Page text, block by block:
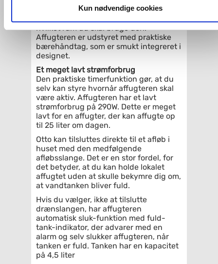
dit samtykke, hvis du måtte ønske det.
Du kan se mere om, hvordan vi behandler dine
personoplysninger, ved at klikkeher.
Kun nødvendige cookies
Med sine kun 15,7 kilo, er det nemt at
hvilket rum du skal bruge den.
Affugteren er udstyret med praktiske
bærehåndtag, som er smukt integreret i
designet.
Et meget lavt strømforbrug
Den praktiske timerfunktion gør, at du
selv kan styre hvornår affugteren skal
være aktiv. Affugteren har et lavt
strømforbrug på 290W. Dette er meget
lavt for en affugter, der kan affugte op
til 25 liter om dagen.
Otto kan tilsluttes direkte til et afløb i
huset med den medfølgende
afløbsslange. Det er en stor fordel, for
det betyder, at du kan holde lokalet
affugtet uden at skulle bekymre dig om,
at vandtanken bliver fuld.
Hvis du vælger, ikke at tilslutte
drænslangen, har affugteren
automatisk sluk-funktion med fuld-
tank-indikator, der advarer med en
alarm og selv slukker affugteren, når
tanken er fuld. Tanken har en kapacitet
på 4,5 liter